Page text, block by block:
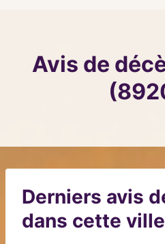
Avis de
Derniers avis
dans cette ville